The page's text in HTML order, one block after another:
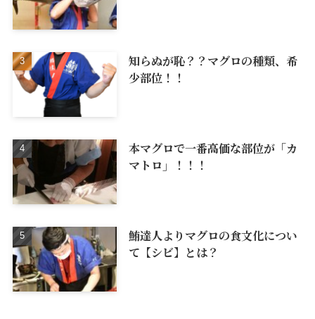
知らぬが恥？？マグロの種類、希
少部位！！
本マグロで一番高価な部位が「カ
マトロ」！！！
鮪達人よりマグロの食文化につい
て【シビ】とは？